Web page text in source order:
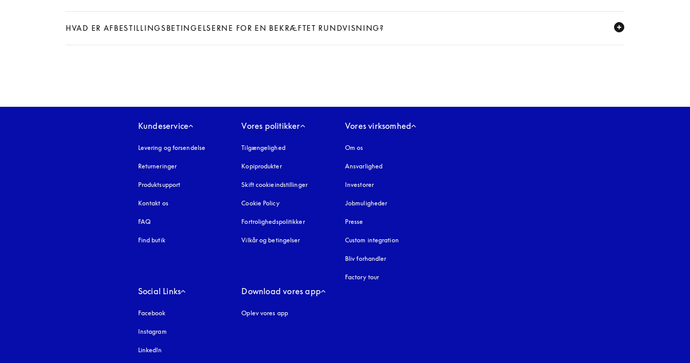
HVAD ER AFBESTILLINGSBETINGELSERNE FOR EN BEKRÆFTET RUNDVISNING?
Kundeservice
Levering og forsendelse
Returneringer
Produktsupport
Kontakt os
FAQ
Find butik
Vores politikker
Tilgængelighedåbnes under en ny fane
Kopiprodukteråbnes under en ny fane
Skift cookieindstillinger
Cookie Policyåbnes under en ny fane
Fortrolighedspolitikkeråbnes under en ny fane
Vilkår og betingelser
Vores virksomhed
Om os
Ansvarlighed
Investorer
Jobmuligheder
Presse
Custom integration
Bliv forhandler
Factory tour
Social Links
Facebook
Instagram
LinkedIn
Download vores app
Oplev vores app